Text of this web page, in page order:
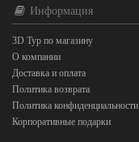
Информация
3D Тур по магазину
О компании
Доставка и оплата
Политика возврата
Политика конфиденциальности
Корпоративные подарки